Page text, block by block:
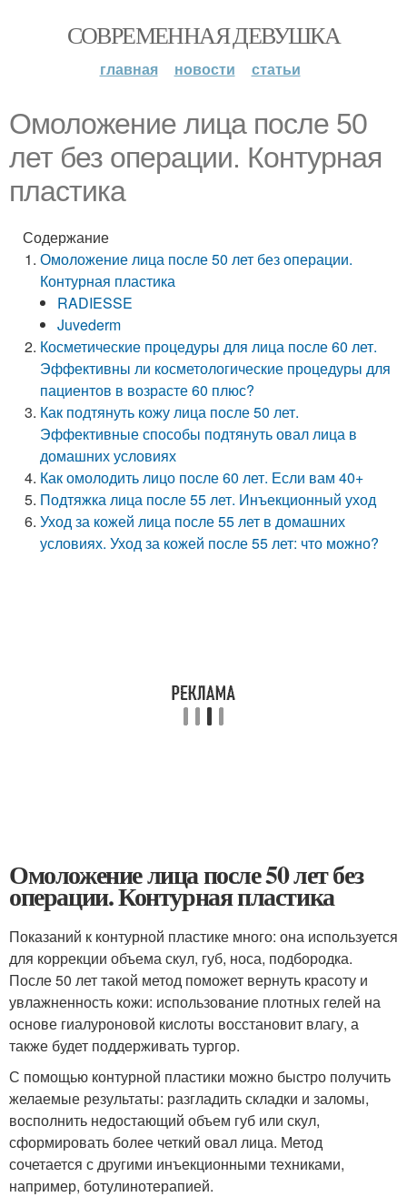
СОВРЕМЕННАЯ ДЕВУШКА
главная новости статьи
Омоложение лица после 50
лет без операции. Контурная
пластика
Содержание
Омоложение лица после 50 лет без операции.
Контурная пластика
RADIESSE
Juvederm
Косметические процедуры для лица после 60 лет.
Эффективны ли косметологические процедуры для
пациентов в возрасте 60 плюс?
Как подтянуть кожу лица после 50 лет.
Эффективные способы подтянуть овал лица в
домашних условиях
Как омолодить лицо после 60 лет. Если вам 40+
Подтяжка лица после 55 лет. Инъекционный уход
Уход за кожей лица после 55 лет в домашних
условиях. Уход за кожей после 55 лет: что можно?
Омоложение лица после 50 лет без
операции. Контурная пластика
Показаний к контурной пластике много: она используется
для коррекции объема скул, губ, носа, подбородка.
После 50 лет такой метод поможет вернуть красоту и
увлажненность кожи: использование плотных гелей на
основе гиалуроновой кислоты восстановит влагу, а
также будет поддерживать тургор.
С помощью контурной пластики можно быстро получить
желаемые результаты: разгладить складки и заломы,
восполнить недостающий объем губ или скул,
сформировать более четкий овал лица. Метод
сочетается с другими инъекционными техниками,
например, ботулинотерапией.